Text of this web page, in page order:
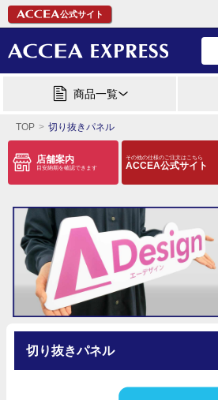
商品一覧
TOP 切り抜きパネル
店舗案内
目安納期を確認できます
その他の仕様のご注文はこちら
ACCEA公式サイト
切り抜きパネル
公式サイト